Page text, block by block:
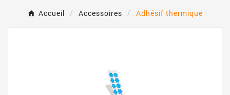
Accueil Accessoires Adhésif thermique